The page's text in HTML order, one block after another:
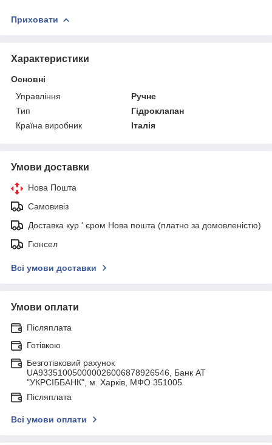
Приховати
Характеристики
Основні
Управління
Ручне
Тип
Гідроклапан
Країна виробник
Італія
Умови доставки
Нова Пошта
Самовивіз
Доставка кур ' єром Нова пошта (платно за домовленістю)
Гюнсел
Всі умови доставки
Умови оплати
Післяплата
Готівкою
Безготівковий рахунок
UA933510050000026006878926546, Банк АТ
"УКРСIББАНК", м. Харків, МФО 351005
Післяплата
Всі умови оплати